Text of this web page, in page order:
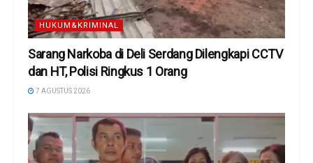
HUKUM&KRIMINAL
Sarang Narkoba di Deli Serdang Dilengkapi CCTV
dan HT, Polisi Ringkus 1 Orang
7 AGUSTUS 2026